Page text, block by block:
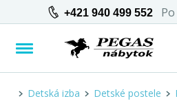
+421 940 499 552 Po
Detská izba Detské postele